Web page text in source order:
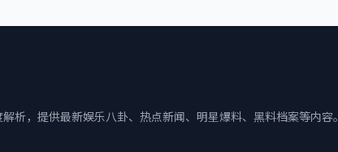
析，提供最新娱乐八卦、热点新闻、明星爆料、黑料档案等内容。